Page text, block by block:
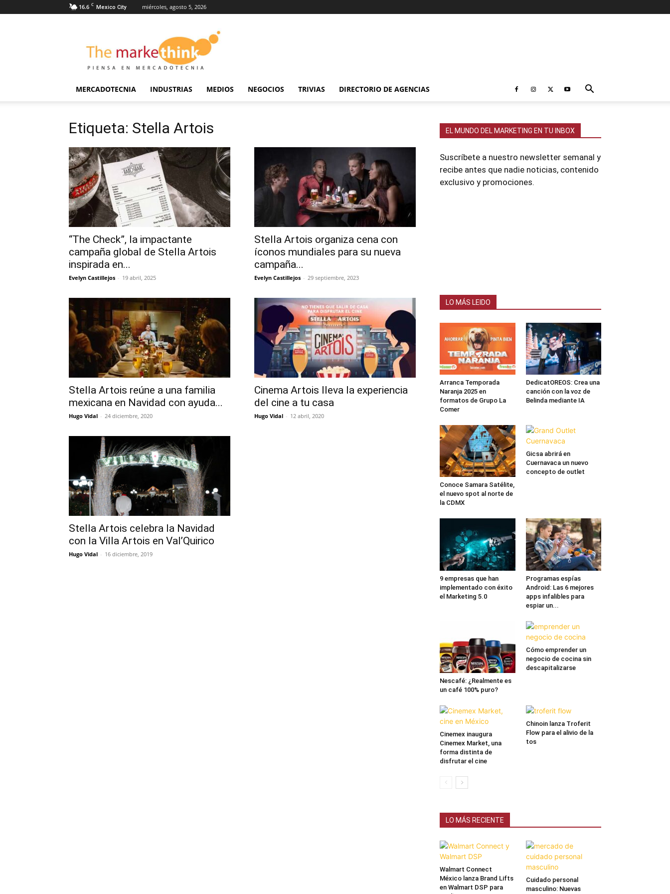
16.6 C Mexico City miércoles, agosto 5, 2026
Markethink
MERCADOTECNIA INDUSTRIAS MEDIOS NEGOCIOS TRIVIAS DIRECTORIO DE AGENCIAS
Etiqueta: Stella Artois
“The Check”, la impactante
campaña global de Stella Artois
inspirada en...
Evelyn Castillejos - 19 abril, 2025
Stella Artois organiza cena con
íconos mundiales para su nueva
campaña...
Evelyn Castillejos - 29 septiembre, 2023
Stella Artois reúne a una familia
mexicana en Navidad con ayuda...
Hugo Vidal - 24 diciembre, 2020
Cinema Artois lleva la experiencia
del cine a tu casa
Hugo Vidal - 12 abril, 2020
Stella Artois celebra la Navidad
con la Villa Artois en Val’Quirico
Hugo Vidal - 16 diciembre, 2019
EL MUNDO DEL MARKETING EN TU INBOX
Suscríbete a nuestro newsletter semanal y
recibe antes que nadie noticias, contenido
exclusivo y promociones.
LO MÁS LEIDO
Arranca Temporada
Naranja 2025 en
formatos de Grupo La
Comer
DedicatOREOS: Crea una
canción con la voz de
Belinda mediante IA
Conoce Samara Satélite,
el nuevo spot al norte de
la CDMX
Gicsa abrirá en
Cuernavaca un nuevo
concepto de outlet
9 empresas que han
implementado con éxito
el Marketing 5.0
Programas espías
Android: Las 6 mejores
apps infalibles para
espiar un...
Nescafé: ¿Realmente es
un café 100% puro?
Cómo emprender un
negocio de cocina sin
descapitalizarse
Cinemex inaugura
Cinemex Market, una
forma distinta de
disfrutar el cine
Chinoin lanza Troferit
Flow para el alivio de la
tos
LO MÁS RECIENTE
Walmart Connect
México lanza Brand Lifts
en Walmart DSP para
Cuidado personal
masculino: Nuevas